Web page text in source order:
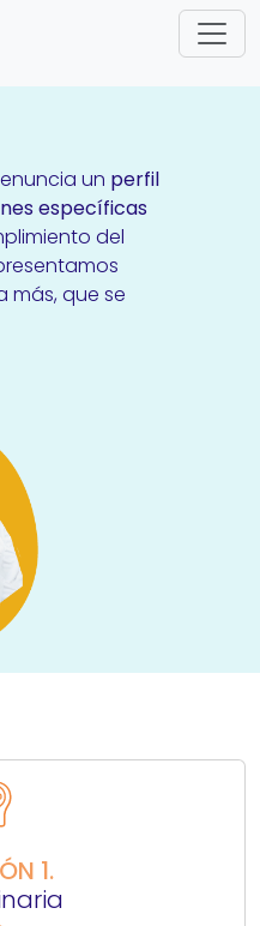
enuncia un perfil
específicas
del
más, que se
1.